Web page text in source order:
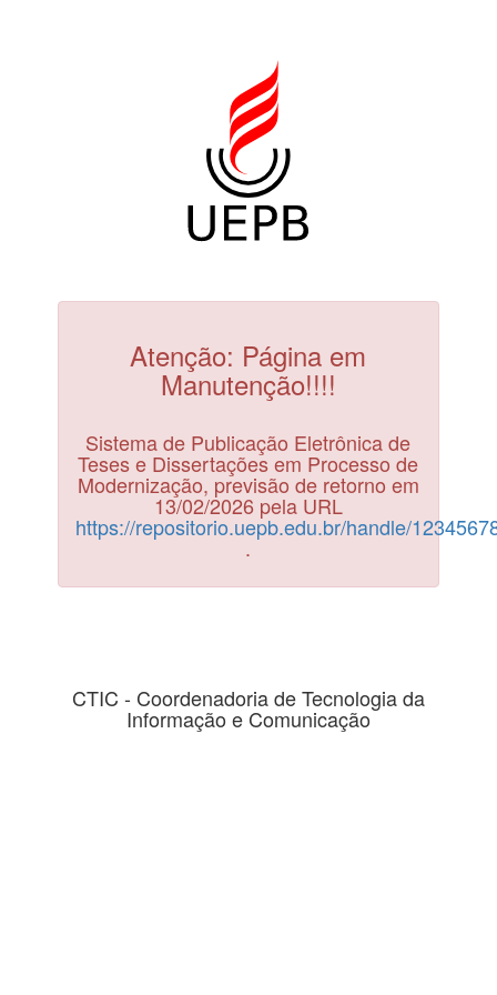
Atenção: Página em
Manutenção!!!!
Sistema de Publicação Eletrônica de
Teses e Dissertações em Processo de
Modernização, previsão de retorno em
13/02/2026 pela URL
https://repositorio.uepb.edu.br/handle/
.
CTIC - Coordenadoria de Tecnologia da
Informação e Comunicação